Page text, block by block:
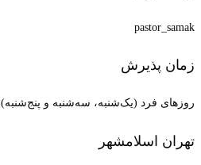
pastor_samak
زمان پذیرش
روزهای فرد (یک‌شنبه، سه‌شنبه و پنج‌شنبه) ساعت 15:00
تهران اسلامشهر